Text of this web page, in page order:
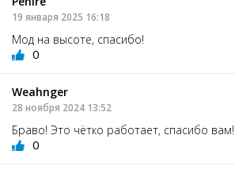
19 января 2025 16:18
Мод на высоте, спасибо!
0
Weahnger
28 ноября 2024 13:52
Браво! Это чётко работает, спасибо вам!
0